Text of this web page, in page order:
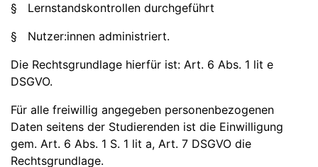
§ Lernstandskontrollen durchgeführt
§ Nutzer:innen administriert.
Die Rechtsgrundlage hierfür ist: Art. 6 Abs. 1 lit e
DSGVO.
Für alle freiwillig angegeben personenbezogenen
Daten seitens der Studierenden ist die Einwilligung
gem. Art. 6 Abs. 1 S. 1 lit a, Art. 7 DSGVO die
Rechtsgrundlage.